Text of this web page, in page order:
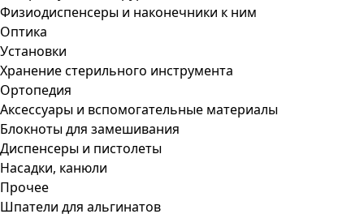
Физиодиспенсеры и наконечники к ним
Оптика
Установки
Хранение стерильного инструмента
Ортопедия
Аксессуары и вспомогательные материалы
Блокноты для замешивания
Диспенсеры и пистолеты
Насадки, канюли
Прочее
Шпатели для альгинатов